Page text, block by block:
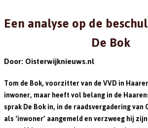
Een analyse op de
De Bok
Door: Oisterwijknieuws.nl
Tom de Bok, voorzitter van de VVD in
inwoner, maar heeft vol belang in de
sprak De Bok in, in de raadsvergadering
als ‘inwoner’ aangemeld en verzweeg hij